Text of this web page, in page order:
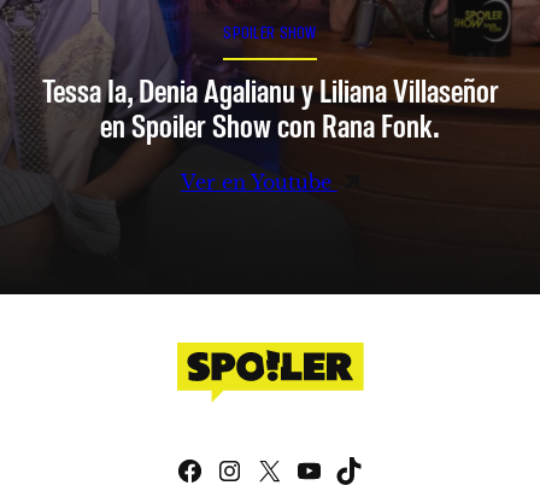
SPOILER SHOW
Tessa Ia, Denia Agalianu y Liliana Villaseñor
en Spoiler Show con Rana Fonk.
Ver en Youtube
Facebook
Instagram
X YouTube